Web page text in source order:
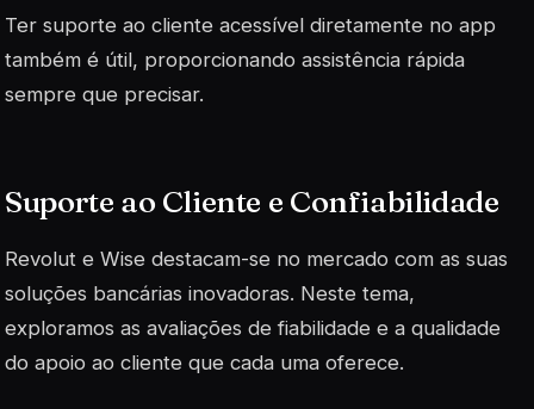
Ter suporte ao cliente acessível diretamente no app
também é útil, proporcionando assistência rápida
sempre que precisar.
Suporte ao Cliente e Confiabilidade
Revolut e Wise destacam-se no mercado com as suas
soluções bancárias inovadoras. Neste tema,
exploramos as avaliações de fiabilidade e a qualidade
do apoio ao cliente que cada uma oferece.